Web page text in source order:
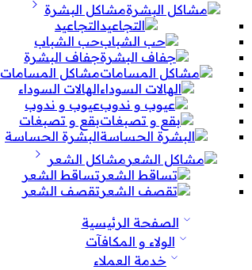
مشاكل البشرة
التجاعيد
حب الشباب
جفاف البشرة
مشاكل المسامات
الهالات السوداء
عيوب و ندوب
بقع و تصبغات
البشرة الحساسة
مشاكل الشعر
تساقط الشعر
تقصف الشعر
الصفحة الرئيسية
الولاء و المكافآت
خدمة العملاء